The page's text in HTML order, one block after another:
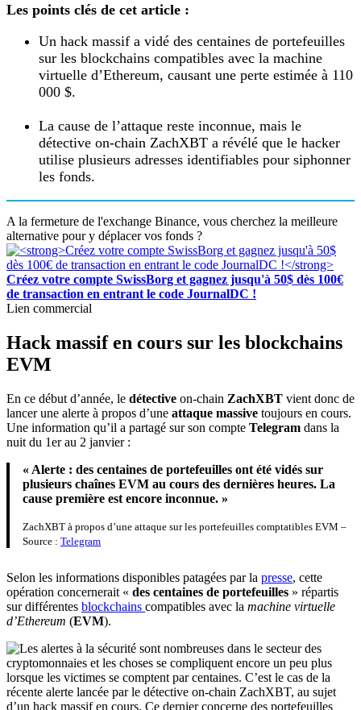
Les points clés de cet article :
Un hack massif a vidé des centaines de portefeuilles
sur les blockchains compatibles avec la machine
virtuelle d’Ethereum, causant une perte estimée à 110
000 $.
La cause de l’attaque reste inconnue, mais le
détective on-chain ZachXBT a révélé que le hacker
utilise plusieurs adresses identifiables pour siphonner
les fonds.
A la fermeture de l'exchange Binance, vous cherchez la meilleure
alternative pour y déplacer vos fonds ?
Créez votre compte SwissBorg et gagnez jusqu'à 50$ dès 100€
de transaction en entrant le code JournalDC !
Lien commercial
Hack massif en cours sur les blockchains
EVM
En ce début d’année, le détective on-chain ZachXBT vient donc de
lancer une alerte à propos d’une attaque massive toujours en cours.
Une information qu’il a partagé sur son compte Telegram dans la
nuit du 1er au 2 janvier :
« Alerte : des centaines de portefeuilles ont été vidés sur
plusieurs chaînes EVM au cours des dernières heures. La
cause première est encore inconnue. »
ZachXBT à propos d’une attaque sur les portefeuilles comptatibles EVM –
Source : Telegram
Selon les informations disponibles patagées par la presse, cette
opération concernerait « des centaines de portefeuilles » répartis
sur différentes blockchains compatibles avec la machine virtuelle
d’Ethereum (EVM).